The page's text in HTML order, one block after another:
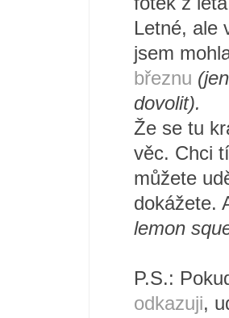
Letné, ale
jsem
březnu
dovolit).
Že se tu
věc. Chci
můžete
dokážete.
lemon
P.S.:
odkazuji,